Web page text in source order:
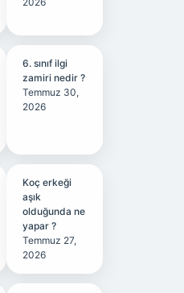
6. sınıf ilgi
zamiri nedir ?
Temmuz 30,
2026
Koç erkeği
aşık
olduğunda ne
yapar ?
Temmuz 27,
2026